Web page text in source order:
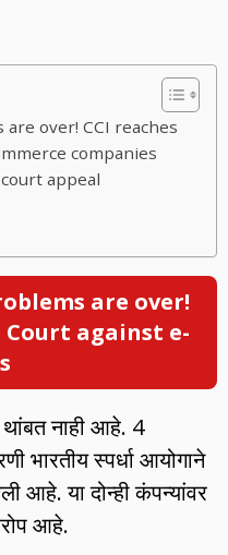
over! CCI reaches
companies
court appeal
are over!
Court against e-
नाही आहे. 4
भारतीय स्पर्धा आयोगाने
आहे. या दोन्ही कंपन्यांवर
आहे.